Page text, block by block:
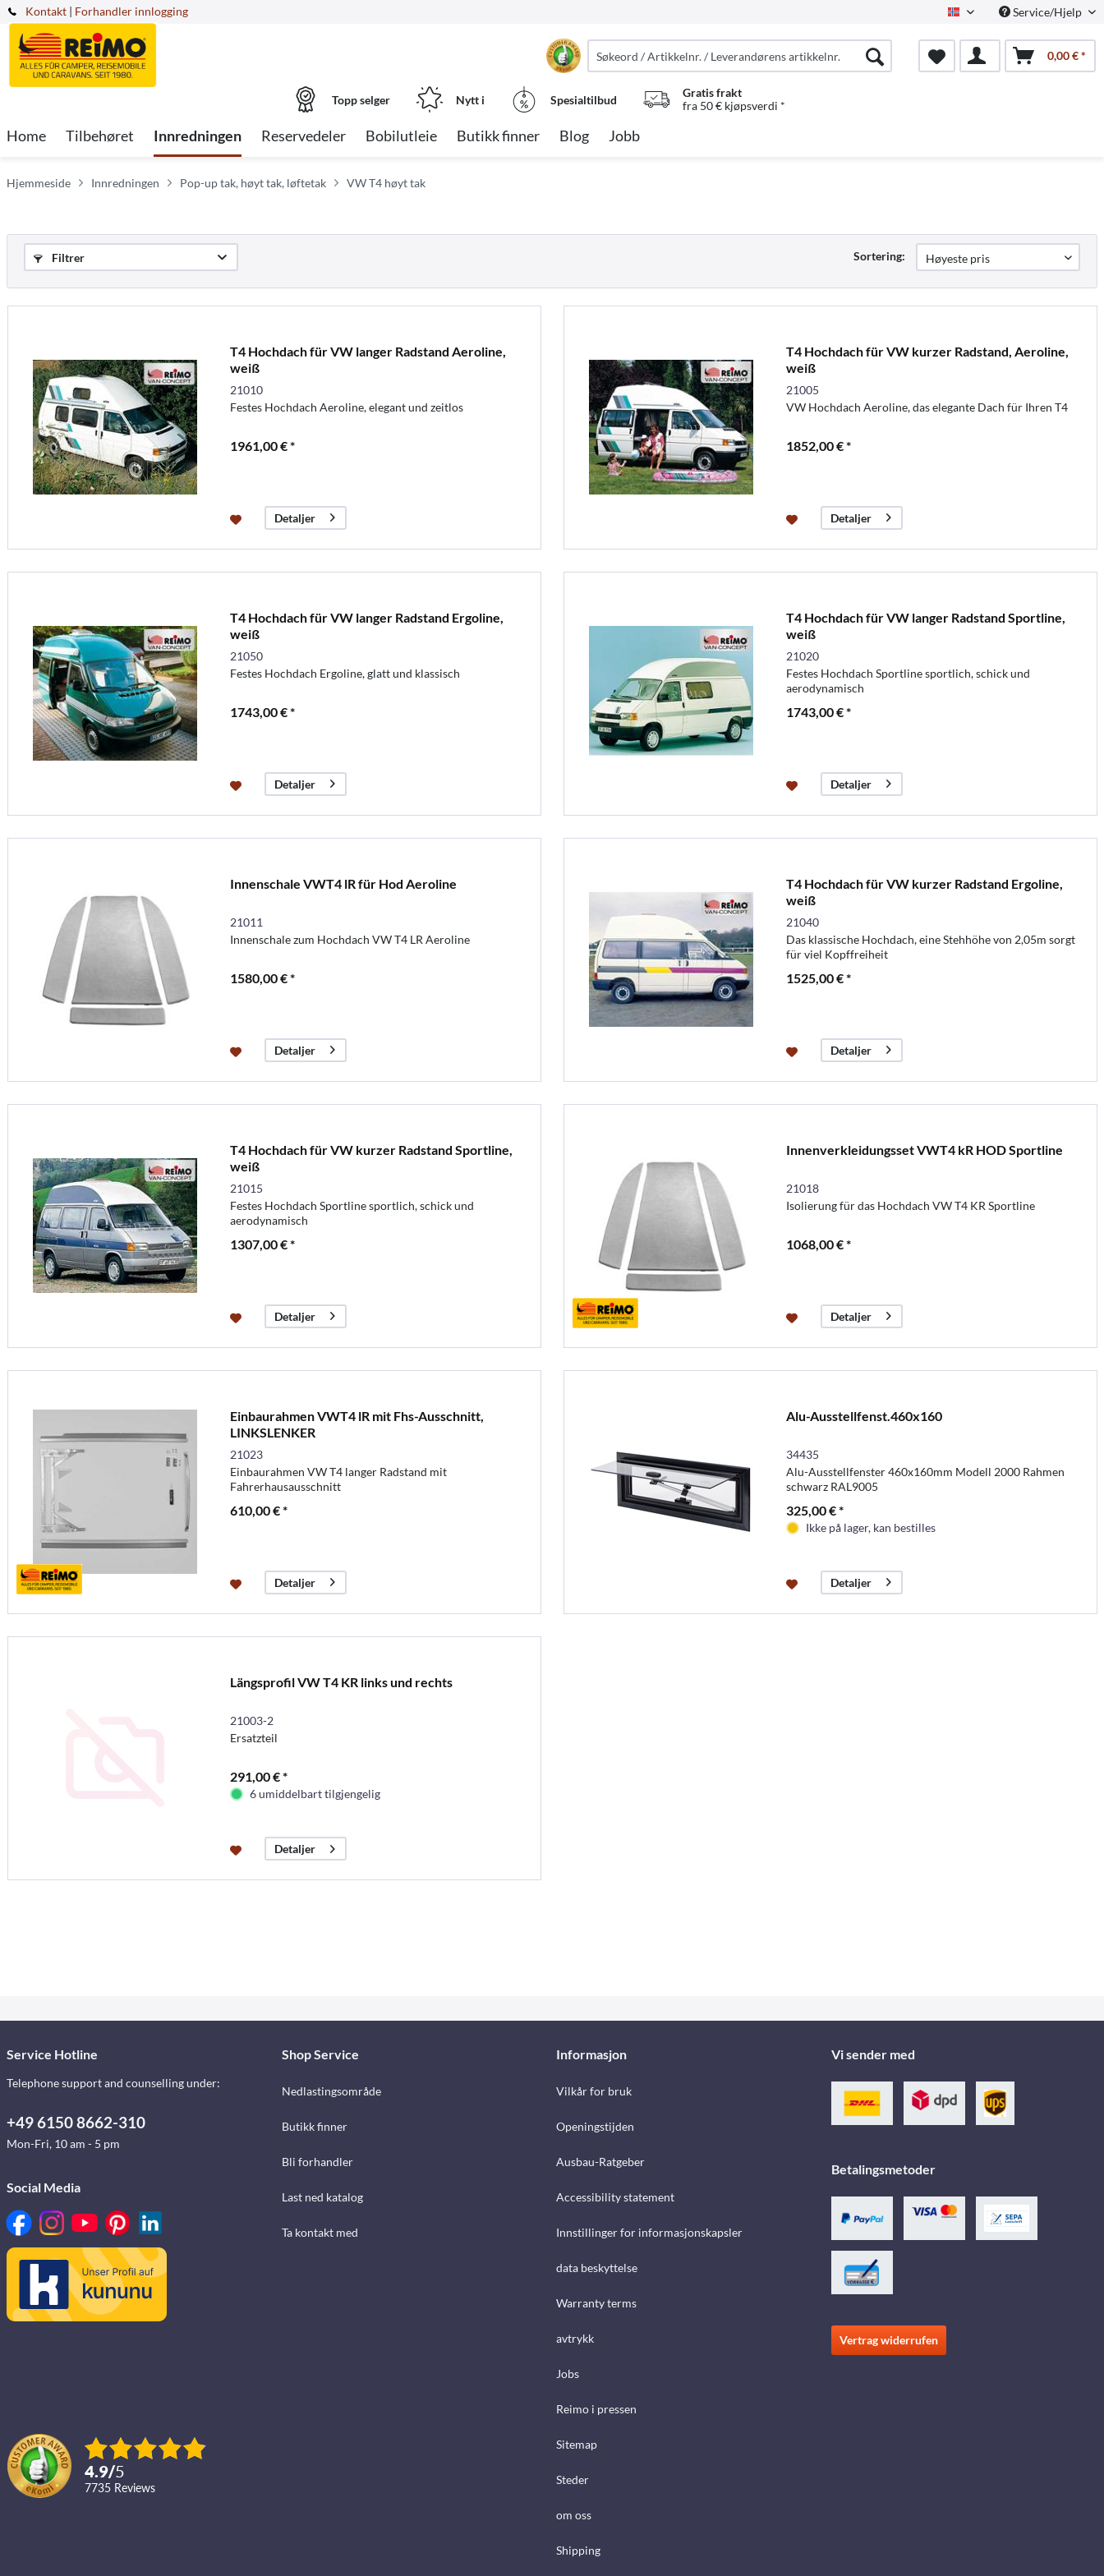
Kontakt NorwegianService/Hjelp
| Forhandler innlogging
0,00 € *
Topp selger Nytt i Spesialtilbud
Gratis frakt
fra 50 € kjøpsverdi *
Home Tilbehøret Innredningen Reservedeler Bobilutleie Butikk finner Blog Jobb
Hjemmeside Innredningen Pop-up tak, høyt tak, løftetak VW T4 høyt tak
Filtrer Sortering:
T4 Hochdach für VW langer Radstand Aeroline,
weiß
21010
Festes Hochdach Aeroline, elegant und zeitlos
1961,00 € *
Detaljer
T4 Hochdach für VW kurzer Radstand, Aeroline,
weiß
21005
VW Hochdach Aeroline, das elegante Dach für Ihren T4
1852,00 € *
Detaljer
T4 Hochdach für VW langer Radstand Ergoline,
weiß
21050
Festes Hochdach Ergoline, glatt und klassisch
1743,00 € *
Detaljer
T4 Hochdach für VW langer Radstand Sportline,
weiß
21020
Festes Hochdach Sportline sportlich, schick und
aerodynamisch
1743,00 € *
Detaljer
Innenschale VWT4 lR für Hod Aeroline
21011
Innenschale zum Hochdach VW T4 LR Aeroline
1580,00 € *
Detaljer
T4 Hochdach für VW kurzer Radstand Ergoline,
weiß
21040
Das klassische Hochdach, eine Stehhöhe von 2,05m sorgt
für viel Kopffreiheit
1525,00 € *
Detaljer
T4 Hochdach für VW kurzer Radstand Sportline,
weiß
21015
Festes Hochdach Sportline sportlich, schick und
aerodynamisch
1307,00 € *
Detaljer
Innenverkleidungsset VWT4 kR HOD Sportline
21018
Isolierung für das Hochdach VW T4 KR Sportline
1068,00 € *
Detaljer
Einbaurahmen VWT4 lR mit Fhs-Ausschnitt,
LINKSLENKER
21023
Einbaurahmen VW T4 langer Radstand mit
Fahrerhausausschnitt
610,00 € *
Detaljer
Alu-Ausstellfenst.460x160
34435
Alu-Ausstellfenster 460x160mm Modell 2000 Rahmen
schwarz RAL9005
325,00 € *
Ikke på lager, kan bestilles
Detaljer
Längsprofil VW T4 KR links und rechts
21003-2
Ersatzteil
291,00 € *
6 umiddelbart tilgjengelig
Detaljer
Service Hotline
Telephone support and counselling under:
+49 6150 8662-310
Mon-Fri, 10 am - 5 pm
Social Media
4.9/5
7735 reviews
Shop Service
Nedlastingsområde
Butikk finner
Bli forhandler
Last ned katalog
Ta kontakt med
Informasjon
Vilkår for bruk
Openingstijden
Ausbau-Ratgeber
Accessibility statement
Innstillinger for informasjonskapsler
data beskyttelse
Warranty terms
avtrykk
Jobs
Reimo i pressen
Sitemap
Steder
om oss
Shipping
Vi sender med
Betalingsmetoder
Vertrag widerrufen